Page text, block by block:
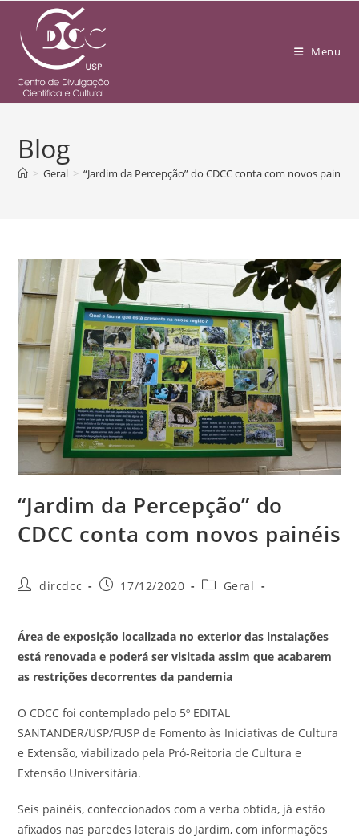
Menu
Blog
> Geral > “Jardim da Percepção” do CDCC conta com novos painéis
“Jardim da Percepção” do
CDCC conta com novos painéis
dircdcc 17/12/2020 Geral
Área de exposição localizada no exterior das instalações
está renovada e poderá ser visitada assim que acabarem
as restrições decorrentes da pandemia
O CDCC foi contemplado pelo 5º EDITAL
SANTANDER/USP/FUSP de Fomento às Iniciativas de Cultura
e Extensão, viabilizado pela Pró-Reitoria de Cultura e
Extensão Universitária.
Seis painéis, confeccionados com a verba obtida, já estão
afixados nas paredes laterais do Jardim, com informações